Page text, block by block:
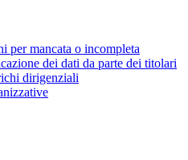
per mancata o incompleta
dei dati da parte dei titolari
dirigenziali